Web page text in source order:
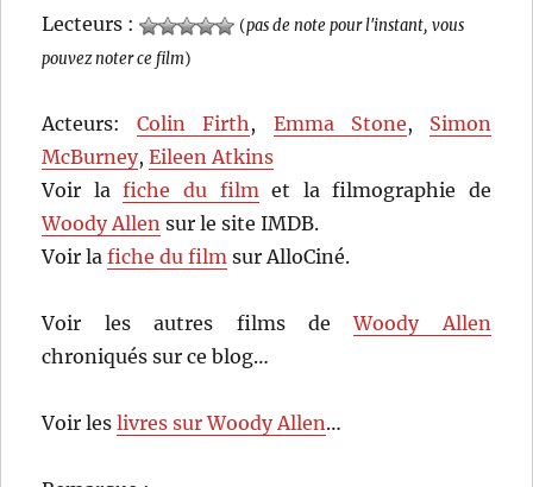
Lecteurs : (pas de note pour l'instant, vous
pouvez noter ce film)
Acteurs:Colin Firth, Emma Stone, Simon
McBurney,Eileen Atkins
Voir lafiche du filmet la filmographie de
Woody Allen sur le site IMDB.
Voir lafiche du film sur AlloCiné.
Voir les autres films deWoody Allen
chroniqués sur ce blog…
Voir leslivres sur Woody Allen…